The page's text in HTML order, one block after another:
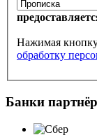
Нажимая кнопку
обработку
Банки